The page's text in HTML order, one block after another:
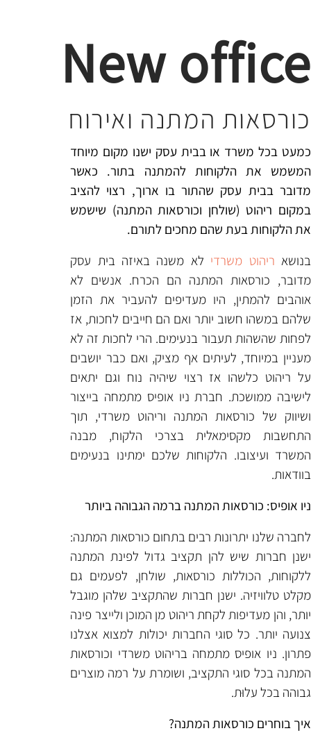
New
ואירוח
עסק ישנו מקום מיוחד
להמתנה בתור. כאשר
בו ארוך, רצוי להציב
וכורסאות המתנה) שישמש
מחכים לתורם.
לא משנה באיזה בית עסק
הם הכרח. אנשים לא
מעדיפים להעביר את הזמן
ואם הם חייבים לחכות, אז
בנעימים. הרי לחכות זה לא
אף מציק, ואם כבר יושבים
רצוי שיהיה נוח וגם יתאים
ניו אופיס מתמחה בייצור
המתנה וריהוט משרדי, תוך
בצרכי הלקוח, מבנה
שלכם ימתינו בנעימים
המתנה ברמה הגבוהה ביותר
רבים בתחום כורסאות המתנה:
תקציב גדול לפינת המתנה
כורסאות, שולחן, לפעמים גם
חברות שהתקציב שלהן מוגבל
ריהוט מן המוכן ולייצר פינה
החברות יכולות למצוא אצלנו
בריהוט משרדי וכורסאות
ושומרת על רמה מוצרים
המתנה?